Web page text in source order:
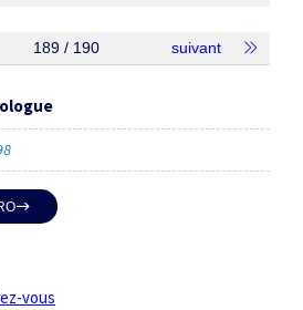
189 / 190 suivant
vous